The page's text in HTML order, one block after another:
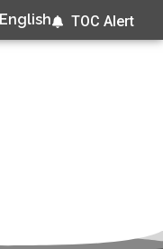
English TOC Alert